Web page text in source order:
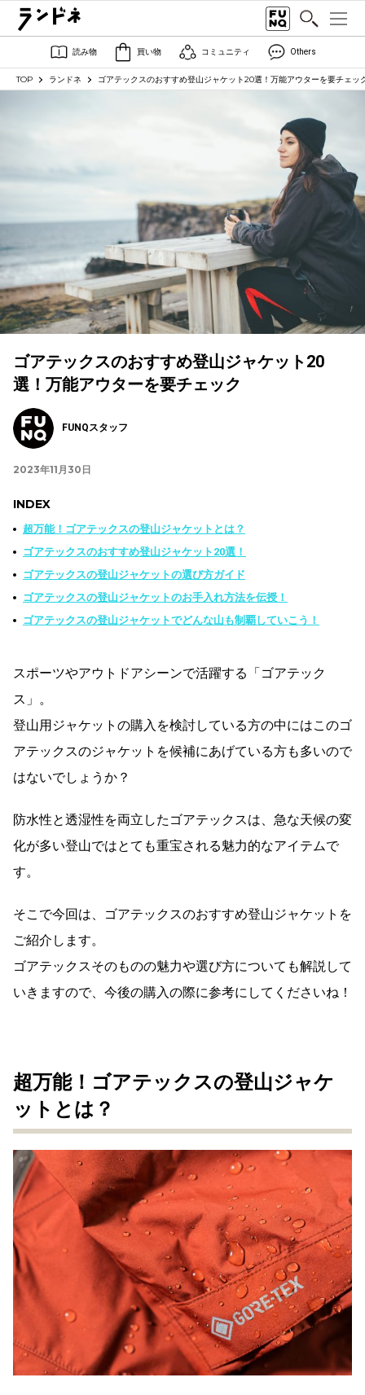
読み物 買い物 コミュニティ Others
TOP ランドネ ゴアテックスのおすすめ登山ジャケット20選！万能アウターを要チェッ
ゴアテックスのおすすめ登山ジャケット20
選！万能アウターを要チェック
FUNQスタッフ
2023年11月30日
INDEX
超万能！ゴアテックスの登山ジャケットとは？
ゴアテックスのおすすめ登山ジャケット20選！
ゴアテックスの登山ジャケットの選び方ガイド
ゴアテックスの登山ジャケットのお手入れ方法を伝授！
ゴアテックスの登山ジャケットでどんな山も制覇していこう！
スポーツやアウトドアシーンで活躍する「ゴアテック
ス」。
登山用ジャケットの購入を検討している方の中にはこのゴ
アテックスのジャケットを候補にあげている方も多いので
はないでしょうか？
防水性と透湿性を両立したゴアテックスは、急な天候の変
化が多い登山ではとても重宝される魅力的なアイテムで
す。
そこで今回は、ゴアテックスのおすすめ登山ジャケットを
ご紹介します。
ゴアテックスそのものの魅力や選び方についても解説して
いきますので、今後の購入の際に参考にしてくださいね！
超万能！ゴアテックスの登山ジャケ
ットとは？